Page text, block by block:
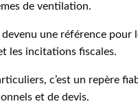
de ventilation.
devenu une référence pour
les incitations fiscales.
c’est un repère
et de devis.